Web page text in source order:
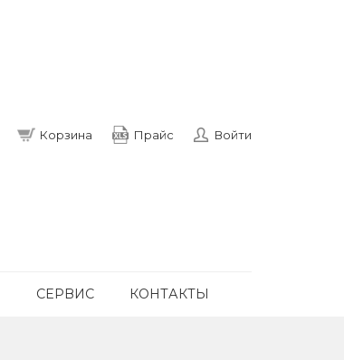
Корзина Прайс Войти
СЕРВИС КОНТАКТЫ